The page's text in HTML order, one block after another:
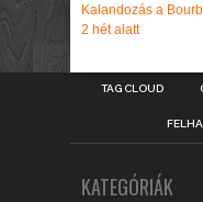
Kalandozás a
2 hét alatt
TAG CLOUD
KATEGÓRIÁK